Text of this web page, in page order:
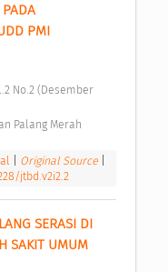
PMI
Palang Merah
Original Source
jtbd.v2i2.2
SERASI DI
SAKIT UMUM